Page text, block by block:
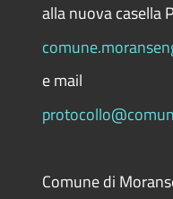
alla nuova casella
e mail
Comune di